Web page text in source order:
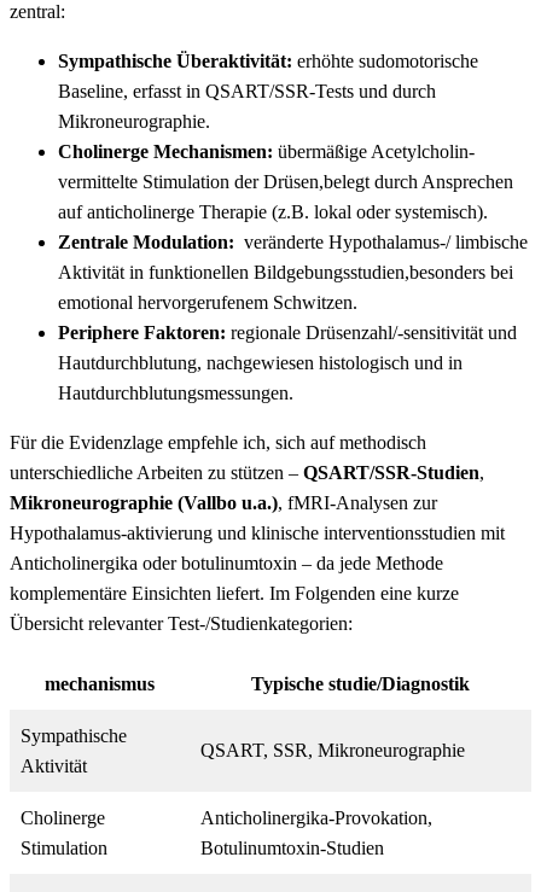
zentral:
Sympathische Überaktivität: erhöhte sudomotorische‌
Baseline, erfasst in QSART/SSR-Tests und durch
Mikroneurographie.
Cholinerge Mechanismen: ⁣übermäßige⁤ Acetylcholin-
vermittelte Stimulation der Drüsen,belegt durch Ansprechen
auf⁢ anticholinerge Therapie (z.B. lokal oder systemisch).
Zentrale Modulation: ⁤ veränderte Hypothalamus-/ ‍limbische
Aktivität in funktionellen Bildgebungsstudien,besonders bei
emotional hervorgerufenem Schwitzen.
Periphere Faktoren: regionale ‍Drüsenzahl/-sensitivität‍ und
⁢Hautdurchblutung, nachgewiesen histologisch und in⁢
Hautdurchblutungsmessungen.
Für die Evidenzlage empfehle ich, sich auf methodisch
unterschiedliche Arbeiten ⁣zu stützen – QSART/SSR-Studien,
Mikroneurographie (Vallbo u.a.), ‍fMRI-Analysen‌ zur
Hypothalamus‑aktivierung und klinische interventionsstudien mit
Anticholinergika oder botulinumtoxin – da jede Methode
komplementäre Einsichten liefert. Im Folgenden eine ‌kurze
Übersicht⁢ relevanter Test-/Studienkategorien:
mechanismus Typische studie/Diagnostik
Sympathische
Aktivität
QSART, ​SSR, Mikroneurographie
Cholinerge
Stimulation
Anticholinergika-Provokation,
Botulinumtoxin-Studien